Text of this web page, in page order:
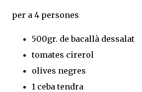
per a 4 persones
500gr. de bacallà dessalat
tomates cirerol
olives negres
1 ceba tendra